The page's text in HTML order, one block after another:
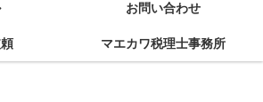
お問い合わせ
マエカワ税理士事務所